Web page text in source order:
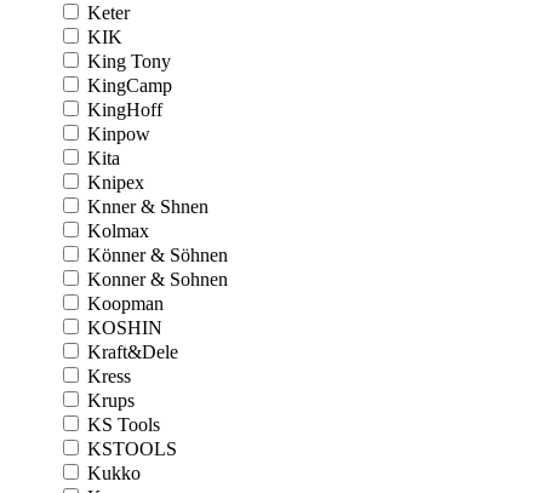
Keter
KIK
King Tony
KingCamp
KingHoff
Kinpow
Kita
Knipex
Knner & Shnen
Kolmax
Könner & Söhnen
Konner & Sohnen
Koopman
KOSHIN
Kraft&Dele
Kress
Krups
KS Tools
KSTOOLS
Kukko